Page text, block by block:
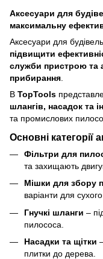
Аксесуари для
максимальну
Аксесуари для
підвищити
служби пристрою та
прибирання
В TopTools
шлангів, насадок та
та промислових
Основні категорії
Фільтри для
та захищають
Мішки для збору
варіанти для
Гнучкі шланги –
пилососа.
Насадки та щітки
плитки до дерева.